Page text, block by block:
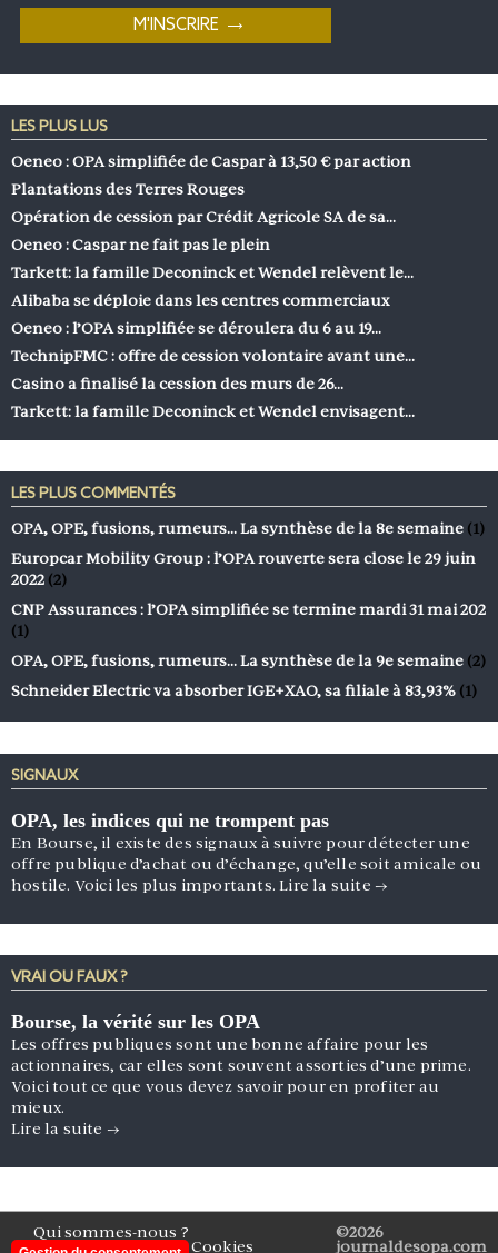
LES PLUS LUS
Oeneo : OPA simplifiée de Caspar à 13,50 € par action
Plantations des Terres Rouges
Opération de cession par Crédit Agricole SA de sa…
Oeneo : Caspar ne fait pas le plein
Tarkett: la famille Deconinck et Wendel relèvent le…
Alibaba se déploie dans les centres commerciaux
Oeneo : l’OPA simplifiée se déroulera du 6 au 19…
TechnipFMC : offre de cession volontaire avant une…
Casino a finalisé la cession des murs de 26…
Tarkett: la famille Deconinck et Wendel envisagent…
LES PLUS COMMENTÉS
OPA, OPE, fusions, rumeurs… La synthèse de la 8e semaine (1)
Europcar Mobility Group : l’OPA rouverte sera close le 29 juin
2022 (2)
CNP Assurances : l’OPA simplifiée se termine mardi 31 mai 202
(1)
OPA, OPE, fusions, rumeurs… La synthèse de la 9e semaine (2)
Schneider Electric va absorber IGE+XAO, sa filiale à 83,93% (1)
SIGNAUX
OPA, les indices qui ne trompent pas
En Bourse, il existe des signaux à suivre pour détecter une
offre publique d’achat ou d’échange, qu’elle soit amicale ou
hostile. Voici les plus importants.Lire la suite →
VRAI OU FAUX ?
Bourse, la vérité sur les OPA
Les offres publiques sont une bonne affaire pour les
actionnaires, car elles sont souvent assorties d’une prime.
Voici tout ce que vous devez savoir pour en profiter au
mieux.
Lire la suite →
Qui sommes-nous ?
Mentions légales
Cookies
©2026
journaldesopa.com